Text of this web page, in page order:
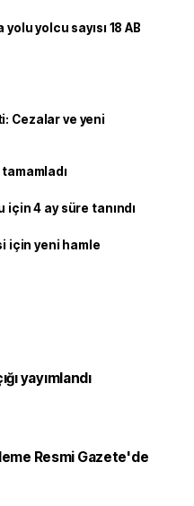
yolcu sayısı 18 AB
Cezalar ve yeni
4 ay süre tanındı
için yeni hamle
yayımlandı
Resmi Gazete'de